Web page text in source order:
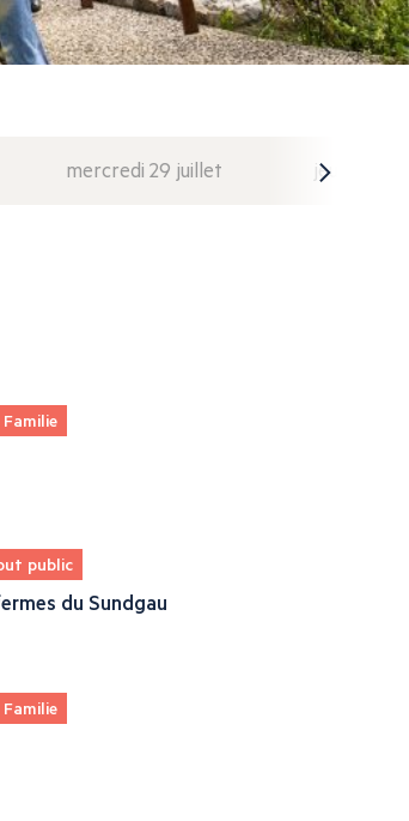
mercredi 29 juillet jeudi 30
Familie
public
du Sundgau
Familie